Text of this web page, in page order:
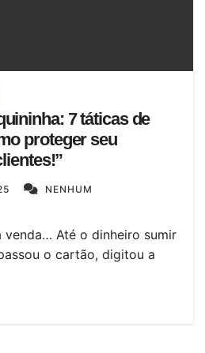
7 táticas de
proteger seu
NENHUM
venda… Até o dinheiro sumir
o cartão, digitou a